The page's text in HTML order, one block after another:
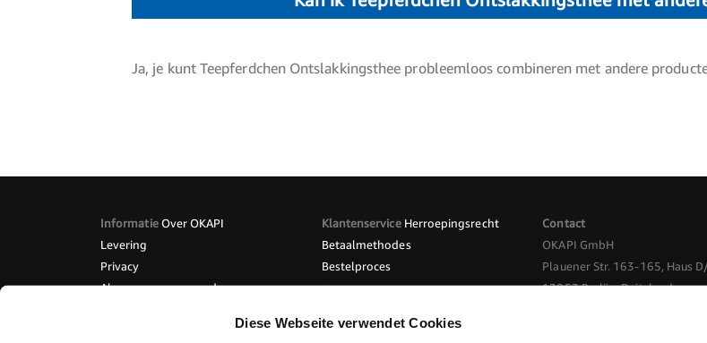
Diese Webseite verwendet Cookies
Ja, je kunt Teepferdchen Ontslakkingsthee probleemloos combineren met andere
Informatie Over OKAPI
Levering
Privacy
Algemene voorwaarden
Klantenservice Herroepingsrecht
Betaalmethodes
Bestelproces
Contact
OKAPI GmbH
Plauener Str. 163-165, Haus
13053 Berlijn, Duitsland